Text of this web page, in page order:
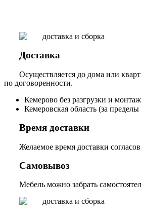
Доставка
Осуществляется до дома или
по договоренности.
Кемерово без разгрузки и
Кемеровская область (за
Время доставки
Желаемое время доставки
Самовывоз
Мебель можно забрать